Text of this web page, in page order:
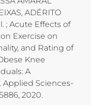
ADÉRITO
; Acute Effects of
Exercise on
and Rating of
Knee
A
Applied Sciences-
2020.